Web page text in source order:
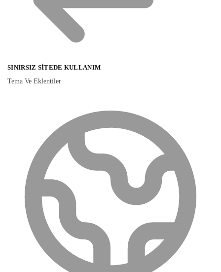
SINIRSIZ SITEDE KULLANIM
Tema Ve Eklentiler